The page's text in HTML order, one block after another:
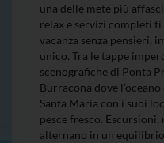
una delle mete più
relax e servizi completi
vacanza senza pensieri,
unico. Tra le tappe
scenografiche di Ponta
Burracona dove
Santa Maria con i suoi
pesce fresco. Escursioni,
alternano in un